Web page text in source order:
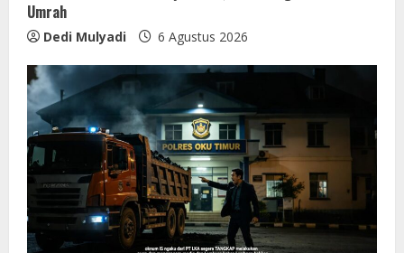
Umrah
Dedi Mulyadi 6 Agustus 2026